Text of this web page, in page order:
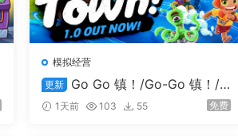
模拟经营
更新
Go Go 镇！/Go-Go 镇！/G
o-Go Town!
1天前 103 55 免费